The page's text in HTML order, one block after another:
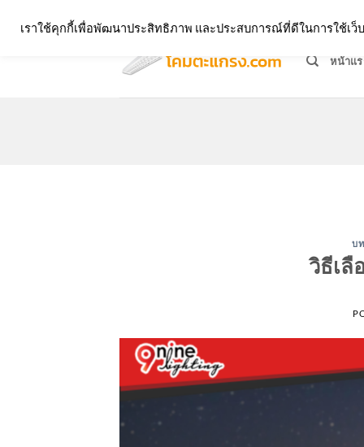
หน้าแ
บ
วิธีเลื
เราใช้คุกกี้เพื่อพัฒนาประสิทธิภาพ และประสบการณ์ที่ดีในการใช้